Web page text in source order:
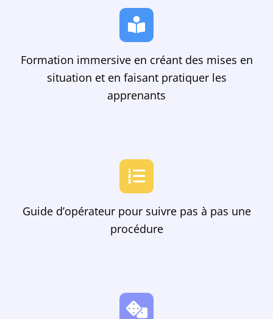
Formation immersive en créant des mises en
situation et en faisant pratiquer les
apprenants
Guide d’opérateur pour suivre pas à pas une
procédure